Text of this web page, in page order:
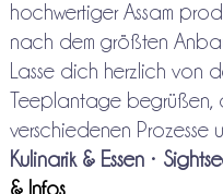
hochwertiger Assam
nach dem größten
Lasse dich herzlich von
Teeplantage
verschiedenen Prozesse
Kulinarik & Essen•
& Infos